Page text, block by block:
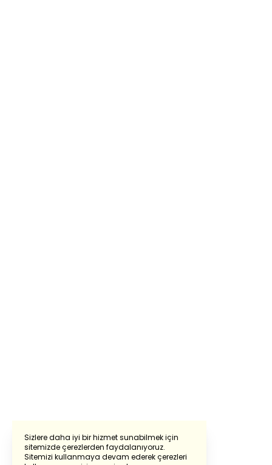
Sizlere daha iyi bir hizmet sunabilmek için
sitemizde çerezlerden faydalanıyoruz.
Sitemizi kullanmaya devam ederek çerezleri